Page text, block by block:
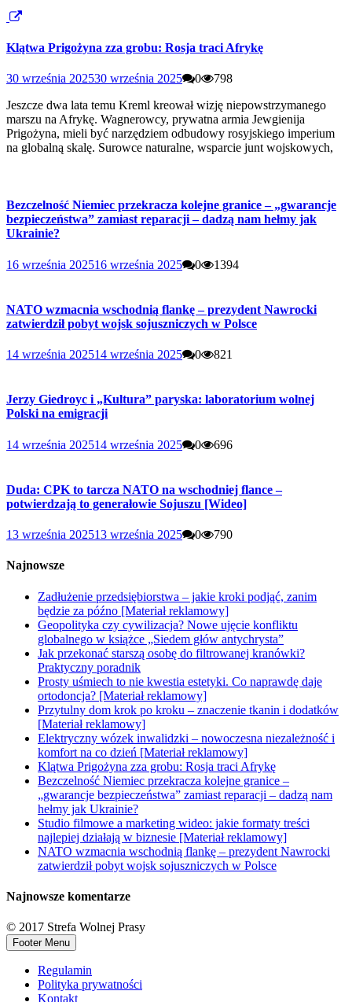
Klątwa Prigożyna zza grobu: Rosja traci Afrykę
30 września 202530 września 2025 0
798
Jeszcze dwa lata temu Kreml kreował wizję niepowstrzymanego
marszu na Afrykę. Wagnerowcy, prywatna armia Jewgienija
Prigożyna, mieli być narzędziem odbudowy rosyjskiego imperium
na globalną skalę. Surowce naturalne, wsparcie junt wojskowych,
Bezczelność Niemiec przekracza kolejne granice – „gwarancje
bezpieczeństwa” zamiast reparacji – dadzą nam hełmy jak
Ukrainie?
16 września 202516 września 2025 0 1394
NATO wzmacnia wschodnią flankę – prezydent Nawrocki
zatwierdził pobyt wojsk sojuszniczych w Polsce
14 września 202514 września 2025 0 821
Jerzy Giedroyc i „Kultura” paryska: laboratorium wolnej
Polski na emigracji
14 września 202514 września 2025 0 696
Duda: CPK to tarcza NATO na wschodniej flance –
potwierdzają to generałowie Sojuszu [Wideo]
13 września 202513 września 2025 0 790
Najnowsze
Zadłużenie przedsiębiorstwa – jakie kroki podjąć, zanim
będzie za późno [Materiał reklamowy]
Geopolityka czy cywilizacja? Nowe ujęcie konfliktu
globalnego w książce „Siedem głów antychrysta”
Jak przekonać starszą osobę do filtrowanej kranówki?
Praktyczny poradnik
Prosty uśmiech to nie kwestia estetyki. Co naprawdę daje
ortodoncja? [Materiał reklamowy]
Przytulny dom krok po kroku – znaczenie tkanin i dodatków
[Materiał reklamowy]
Elektryczny wózek inwalidzki – nowoczesna niezależność i
komfort na co dzień [Materiał reklamowy]
Klątwa Prigożyna zza grobu: Rosja traci Afrykę
Bezczelność Niemiec przekracza kolejne granice –
„gwarancje bezpieczeństwa” zamiast reparacji – dadzą nam
hełmy jak Ukrainie?
Studio filmowe a marketing wideo: jakie formaty treści
najlepiej działają w biznesie [Materiał reklamowy]
NATO wzmacnia wschodnią flankę – prezydent Nawrocki
zatwierdził pobyt wojsk sojuszniczych w Polsce
Najnowsze komentarze
© 2017 Strefa Wolnej Prasy
Footer Menu
Regulamin
Polityka prywatności
Kontakt